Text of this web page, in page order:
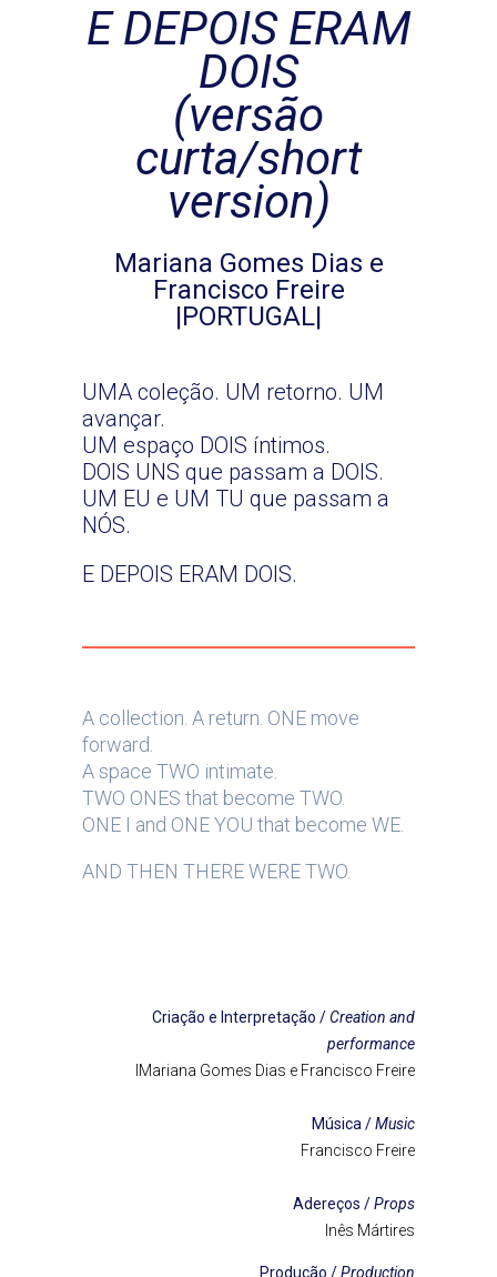
E DEPOIS ERAM
DOIS
(versão
curta/short
version)
Mariana Gomes Dias e
Francisco Freire
|PORTUGAL|
UMA coleção. UM retorno. UM
avançar.
UM espaço DOIS íntimos.
DOIS UNS que passam a DOIS.
UM EU e UM TU que passam a
NÓS.
E DEPOIS ERAM DOIS.
A collection. A return. ONE move
forward.
A space TWO intimate.
TWO ONES that become TWO.
ONE I and ONE YOU that become WE.
AND THEN THERE WERE TWO.
Criação e Interpretação /Creation and
performance
IMariana Gomes Dias e Francisco Freire
Música /Music
Francisco Freire
Adereços /Props
Inês Mártires
Produção /Production